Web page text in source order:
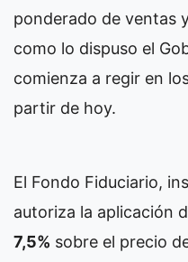
ponderado de ventas
como lo dispuso el
comienza a regir en
partir de hoy.
El Fondo Fiduciario,
autoriza la aplicación
7,5% sobre el precio